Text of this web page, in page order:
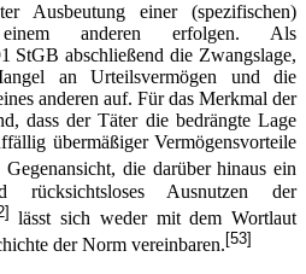
Ausbeutung einer (spezifischen)
einem anderen erfolgen. Als
StGB abschließend die Zwangslage,
an Urteilsvermögen und die
anderen auf. Für das Merkmal der
dass der Täter die bedrängte Lage
übermäßiger Vermögensvorteile
die darüber hinaus ein
rücksichtsloses Ausnutzen der
lässt sich weder mit dem Wortlaut
der Norm vereinbaren. [53]